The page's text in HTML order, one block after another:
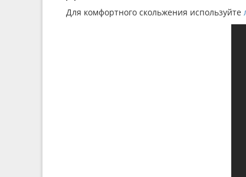
Для комфортного скольжения используйте